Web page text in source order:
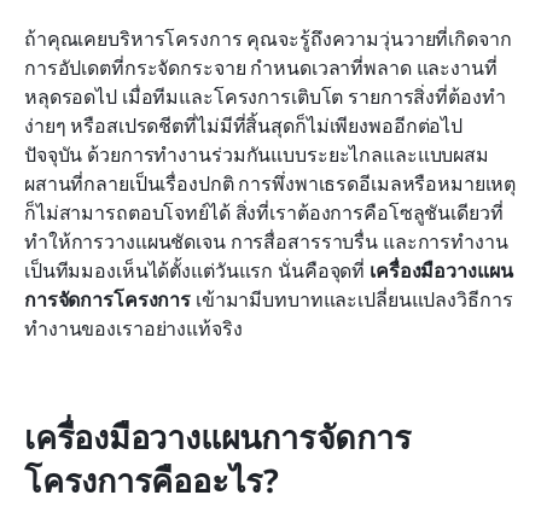
ถ้าคุณเคยบริหารโครงการ คุณจะรู้ถึงความวุ่นวายที่เกิดจาก
การอัปเดตที่กระจัดกระจาย กำหนดเวลาที่พลาด และงานที่
หลุดรอดไป เมื่อทีมและโครงการเติบโต รายการสิ่งที่ต้องทำ
ง่ายๆ หรือสเปรดชีตที่ไม่มีที่สิ้นสุดก็ไม่เพียงพออีกต่อไป
ปัจจุบัน ด้วยการทำงานร่วมกันแบบระยะไกลและแบบผสม
ผสานที่กลายเป็นเรื่องปกติ การพึ่งพาเธรดอีเมลหรือหมายเหตุ
ก็ไม่สามารถตอบโจทย์ได้ สิ่งที่เราต้องการคือโซลูชันเดียวที่
ทำให้การวางแผนชัดเจน การสื่อสารราบรื่น และการทำงาน
เป็นทีมมองเห็นได้ตั้งแต่วันแรก นั่นคือจุดที่ เครื่องมือวางแผน
การจัดการโครงการ เข้ามามีบทบาทและเปลี่ยนแปลงวิธีการ
ทำงานของเราอย่างแท้จริง
เครื่องมือวางแผนการจัดการ
โครงการคืออะไร?
รวม
รีวิวเชิงลึก: 10 เครื่องมือการวางแผนการจัดการ
โครงการชั้นนำ
วิธีเลือกเครื่องมือวางแผนการจัดการโครงการที่
เหมาะสมกับความต้องการของคุณ
บทสรุป
คำถามที่พบบ่อย
การอ่านที่เกี่ยวข้อง